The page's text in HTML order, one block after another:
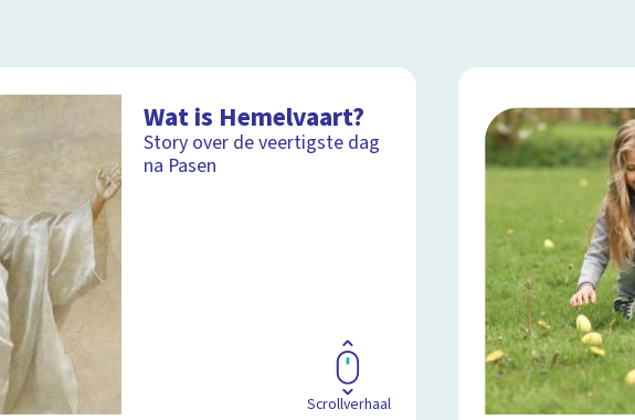
Wat is Hemelvaart?
Story over de veertigste dag
na Pasen
Scrollverhaal